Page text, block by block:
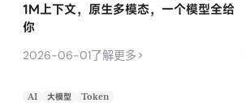
1M上下文，原生多模态，一个模型全给
你
2026-06-01了解更多 >
AI 大模型 Token